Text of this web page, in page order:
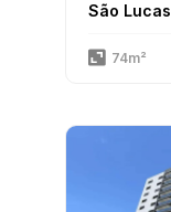
São Lucas
74m²